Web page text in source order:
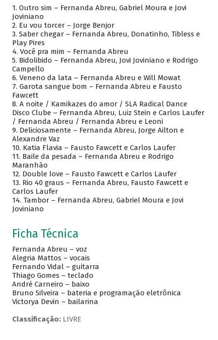
1. Outro sim – Fernanda Abreu, Gabriel Moura e Jovi
Joviniano
2. Eu vou torcer – Jorge Benjor
3. Saber chegar – Fernanda Abreu, Donatinho, Tibless e
Play Pires
4. Você pra mim – Fernanda Abreu
5. Bidolibido – Fernanda Abreu, Jovi Joviniano e Rodrigo
Campello
6. Veneno da lata – Fernanda Abreu e Will Mowat
7. Garota sangue bom – Fernanda Abreu e Fausto
Fawcett
8. A noite / Kamikazes do amor / SLA Radical Dance
Disco Clube – Fernanda Abreu, Luiz Stein e Carlos Laufer
/ Fernanda Abreu / Fernanda Abreu e Leoni
9. Deliciosamente – Fernanda Abreu, Jorge Ailton e
Alexandre Vaz
10. Katia Flavia – Fausto Fawcett e Carlos Laufer
11. Baile da pesada – Fernanda Abreu e Rodrigo
Maranhão
12. Double love – Fausto Fawcett e Carlos Laufer
13. Rio 40 graus – Fernanda Abreu, Fausto Fawcett e
Carlos Laufer
14. Tambor – Fernanda Abreu, Gabriel Moura e Jovi
Joviniano
Ficha Técnica
Fernanda Abreu – voz
Alegria Mattos – vocais
Fernando Vidal – guitarra
Thiago Gomes – teclado
André Carneiro – baixo
Bruno Silveira – bateria e programação eletrônica
Victorya Devin – bailarina
Classificação: LIVRE